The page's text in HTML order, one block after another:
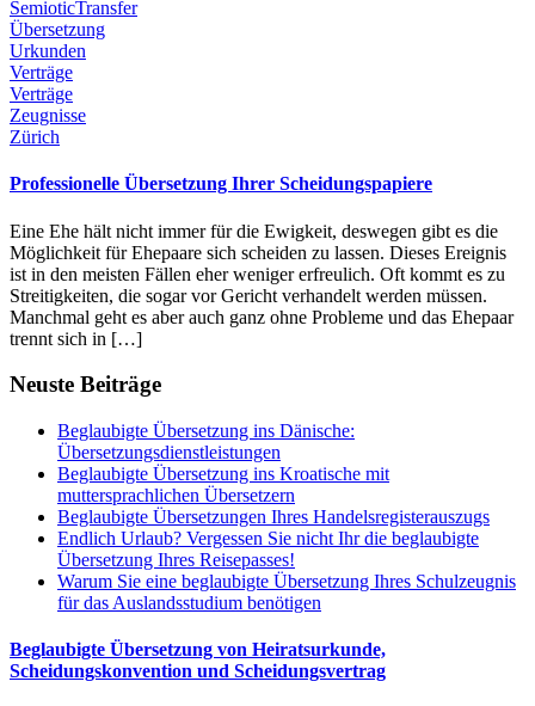
SemioticTransfer
Übersetzung
Urkunden
Verträge
Verträge
Zeugnisse
Zürich
Professionelle Übersetzung Ihrer Scheidungspapiere
Eine Ehe hält nicht immer für die Ewigkeit, deswegen gibt es die
Möglichkeit für Ehepaare sich scheiden zu lassen. Dieses Ereignis
ist in den meisten Fällen eher weniger erfreulich. Oft kommt es zu
Streitigkeiten, die sogar vor Gericht verhandelt werden müssen.
Manchmal geht es aber auch ganz ohne Probleme und das Ehepaar
trennt sich in […]
Neuste Beiträge
Beglaubigte Übersetzung ins Dänische:
Übersetzungsdienstleistungen
Beglaubigte Übersetzung ins Kroatische mit
muttersprachlichen Übersetzern
Beglaubigte Übersetzungen Ihres Handelsregisterauszugs
Endlich Urlaub? Vergessen Sie nicht Ihr die beglaubigte
Übersetzung Ihres Reisepasses!
Warum Sie eine beglaubigte Übersetzung Ihres Schulzeugnis
für das Auslandsstudium benötigen
Beglaubigte Übersetzung von Heiratsurkunde,
Scheidungskonvention und Scheidungsvertrag